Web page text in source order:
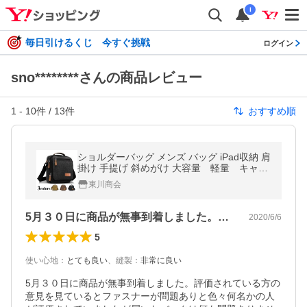
i
毎日引けるくじ 今すぐ挑戦 ログイン
sno********さんの商品レビュー
1 - 10件 / 13件 おすすめ順
ショルダーバッグ メンズ バッグ iPad収納 肩
掛け 手提げ 斜めがけ 大容量 軽量 キャン
バス キーリング付
東川商会
5月３０日に商品が無事到着しました。評… 2020/6/6
5
使い心地 ： とても良い、 縫製 ： 非常に良い
5月３０日に商品が無事到着しました。評価されている方の
意見を見ているとファスナーが問題ありと色々何名かの人